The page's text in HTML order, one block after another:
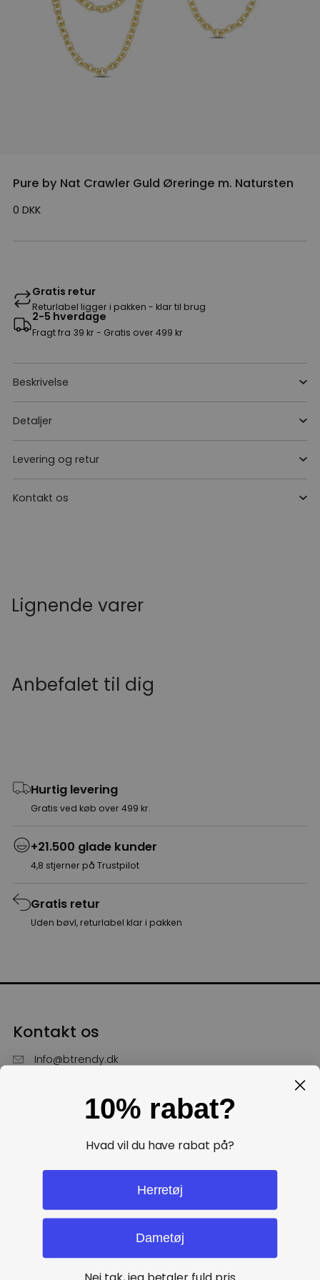
Pure by Nat Crawler Guld Øreringe m. Natursten
0 DKK
Gratis retur
Returlabel ligger i pakken - klar til brug
2-5 hverdage
Fragt fra 39 kr - Gratis over 499 kr
Beskrivelse
Detaljer
Levering og retur
Kontakt os
Lignende varer
Anbefalet til dig
Hurtig levering
Gratis ved køb over 499 kr.
+21.500 glade kunder
4,8 stjerner på Trustpilot
Gratis retur
Uden bøvl, returlabel klar i pakken
Kontakt os
Info@btrendy.dk
Hverdage fra kl. 10 - 16
10% rabat?
Hvad vil du have rabat på?
Herretøj
Dametøj